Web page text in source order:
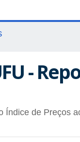
-
Índice de Preços